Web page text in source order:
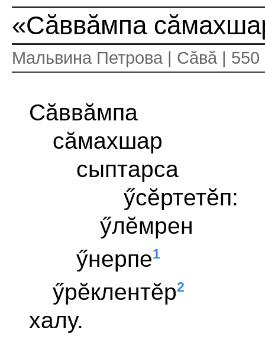
«Сăввăмпа
Мальвина Петрова | Сăвă | 550
Сăввăмпа
сăмахшар
сыптарса
ӳсĕртетĕп:
ӳлĕмрен
ӳнерпе1
ӳрĕклентĕр2
халу.